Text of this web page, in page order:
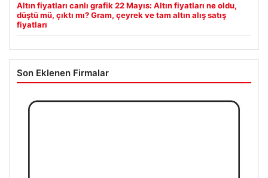
Altın fiyatları canlı grafik 22 Mayıs: Altın fiyatları ne oldu,
düştü mü, çıktı mı? Gram, çeyrek ve tam altın alış satış
fiyatları
Son Eklenen Firmalar